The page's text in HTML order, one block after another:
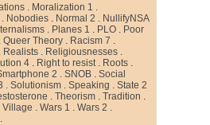
. Moralization 1 .
. Nobodies . Normal 2 . NullifyNSA
. Planes 1 . PLO . Poor
.Queer Theory . Racism 7 .
. Realists . Religiousnesses .
4 . Right to resist. Roots .
2 .SNOB .Social
.Solutionism .Speaking .State 2
.Theorism .Tradition .
Village .Wars 1 .Wars 2 .
.